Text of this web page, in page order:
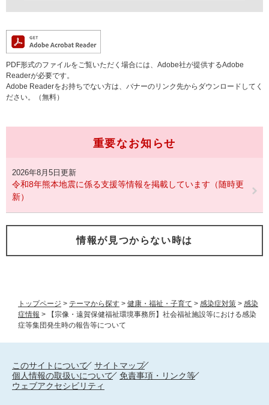
トップページ > テーマから探す > 健康・福祉・子育て > 感染症対策 > 感染
症情報 >
【宗像・遠賀保健福祉環境事務所】社会福祉施設等における感染
症等集団発生時の報告等について
PDF形式のファイルをご覧いただく場合には、Adobe社が提供するAdobe
Readerが必要です。
Adobe Readerをお持ちでない方は、バナーのリンク先からダウンロードしてく
ださい。（無料）
重要なお知らせ
2026年8月5日更新
令和8年熊本地震に係る支援等情報を掲載しています（随時更
新）
情報が見つからない時は
このサイトについて
サイトマップ
個人情報の取扱いについて
免責事項・リンク等
ウェブアクセシビリティ